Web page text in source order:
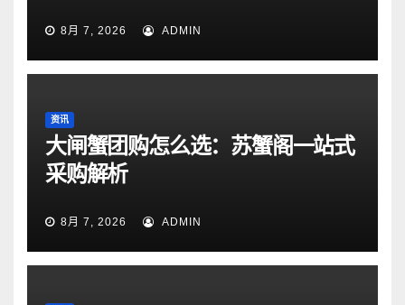
8月 7, 2026 ADMIN
资讯
大闸蟹团购怎么选：苏蟹阁一站式
采购解析
8月 7, 2026 ADMIN